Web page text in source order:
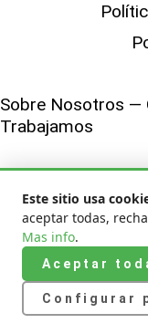
Este sitio usa
aceptar todas,
Mas info.
Aceptar
Configurar
Sobre Nosotros —
Trabajamos